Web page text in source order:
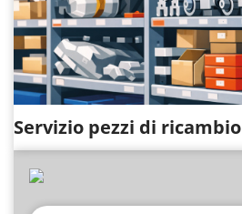
Servizio pezzi di ricambio